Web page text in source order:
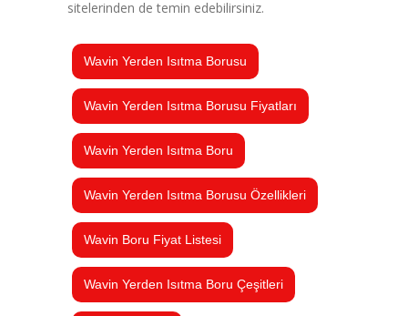
sitelerinden de temin edebilirsiniz.
Wavin Yerden Isıtma Borusu
Wavin Yerden Isıtma Borusu Fiyatları
Wavin Yerden Isıtma Boru
Wavin Yerden Isıtma Borusu Özellikleri
Wavin Boru Fiyat Listesi
Wavin Yerden Isıtma Boru Çeşitleri